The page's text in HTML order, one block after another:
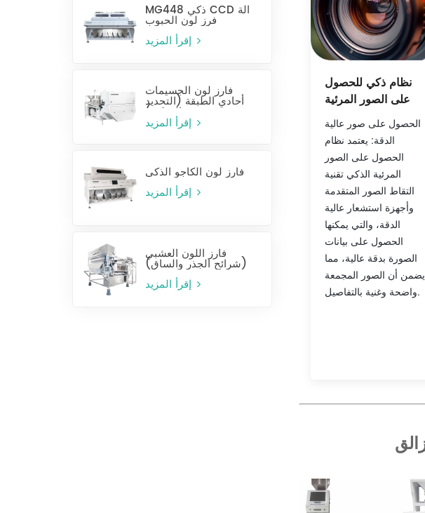
MG448 ذكي CCD آلة
فرز لون الحبوب
إقرأ المزيد
فارز لون الجسيمات
أحادي الطبقة (التحديد
الرطب)
إقرأ المزيد
فارز لون الكاجو الذكي
إقرأ المزيد
فارز اللون العشبي
(شرائح الجذر والساق)
إقرأ المزيد
نظام ذكي للحصول
على الصور المرئية
الحصول على صور عالية
الدقة: يعتمد نظام
الحصول على الصور
المرئية الذكي تقنية
التقاط الصور المتقدمة
وأجهزة استشعار عالية
الدقة، والتي يمكنها
الحصول على بيانات
الصورة بدقة عالية، مما
يضمن أن الصور المجمعة
واضحة وغنية بالتفاصيل.